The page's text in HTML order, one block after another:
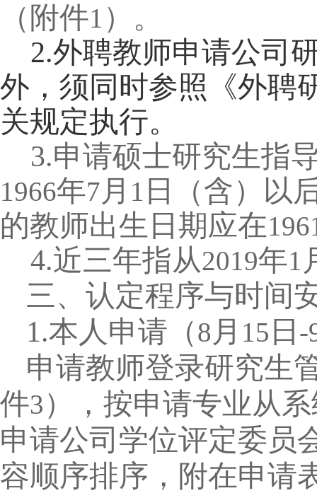
（附件1 ）。
2.外聘教师申请公司
外，须同时参照《外聘
关规定执行。
3.申请硕士研究生指
1966年7 月 1 日（含）以
的教师出生日期应在
4.近三年指从2019年1
三、认定程序与时间
1.本人申请（8 月 15 日 -
申请教师登录研究生
件3），按申请专业从
申请公司学位评定委员
容顺序排序，附在申请